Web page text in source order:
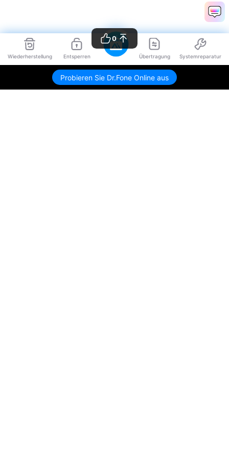
Wiederherstellung Entsperren Übertragung Systemreparatur
Probieren Sie Dr.Fone Online aus
0